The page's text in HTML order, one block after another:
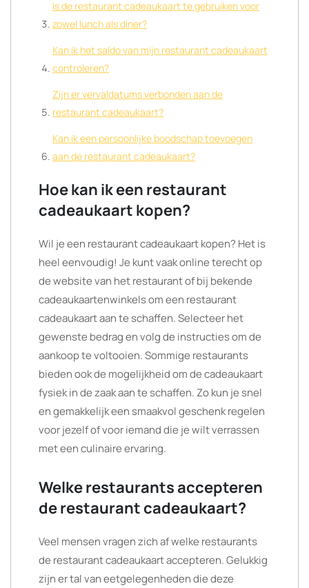
Is de restaurant cadeaukaart te gebruiken voor
zowel lunch als diner?
Kan ik het saldo van mijn restaurant cadeaukaart
controleren?
Zijn er vervaldatums verbonden aan de
restaurant cadeaukaart?
Kan ik een persoonlijke boodschap toevoegen
aan de restaurant cadeaukaart?
Hoe kan ik een restaurant
cadeaukaart kopen?
Wil je een restaurant cadeaukaart kopen? Het is
heel eenvoudig! Je kunt vaak online terecht op
de website van het restaurant of bij bekende
cadeaukaartenwinkels om een restaurant
cadeaukaart aan te schaffen. Selecteer het
gewenste bedrag en volg de instructies om de
aankoop te voltooien. Sommige restaurants
bieden ook de mogelijkheid om de cadeaukaart
fysiek in de zaak aan te schaffen. Zo kun je snel
en gemakkelijk een smaakvol geschenk regelen
voor jezelf of voor iemand die je wilt verrassen
met een culinaire ervaring.
Welke restaurants accepteren
de restaurant cadeaukaart?
Veel mensen vragen zich af welke restaurants
de restaurant cadeaukaart accepteren. Gelukkig
zijn er tal van eetgelegenheden die deze